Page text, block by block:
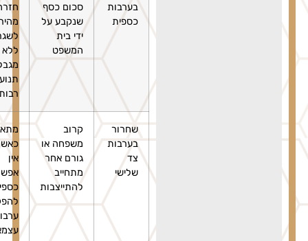
בערבות
כספית
סכום כסף
שנקבע על
ידי בית
המשפט
חזרה
מהירה
לשגרה
מגבלות
שחרור
בערבות
שלישי
משפחה או
גורם אחר
מתחייב
להתייצבות
מתאים
כאשר
אין
אפשרות
כספית
להפקיד
ערבות
עצמאית